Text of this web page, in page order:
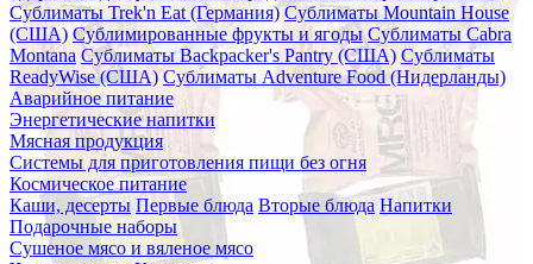
Сублиматы Trek'n Eat (Германия) Сублиматы Mountain House
(США) Сублимированные фрукты и ягоды Сублиматы Cabra
Montana Сублиматы Backpacker's Pantry (США) Сублиматы
ReadyWise (США) Сублиматы Adventure Food (Нидерланды)
Аварийное питание
Энергетические напитки
Мясная продукция
Системы для приготовления пищи без огня
Космическое питание
Каши, десерты Первые блюда Вторые блюда Напитки
Подарочные наборы
Сушеное мясо и вяленое мясо